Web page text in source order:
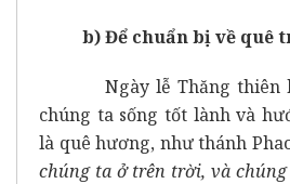
b) Để chuẩn bị về quê
Ngày lễ Thăng thiên
chúng ta sống tốt lành và
là quê hương, như thánh
chúng ta ở trên trời, và